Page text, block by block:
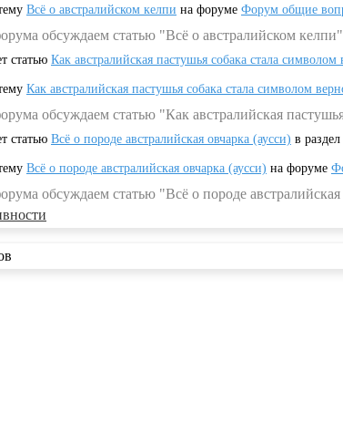
Всё о австралийском келпи на форуме Форум общие
обсуждаем статью "Всё о австралийском келпи"
статью Как австралийская пастушья собака стала
Как австралийская пастушья собака стала символом
обсуждаем статью "Как австралийская
статью Всё о породе австралийская овчарка (аусси) в раздел
Всё о породе австралийская овчарка (аусси) на форуме
обсуждаем статью "Всё о породе австралийская